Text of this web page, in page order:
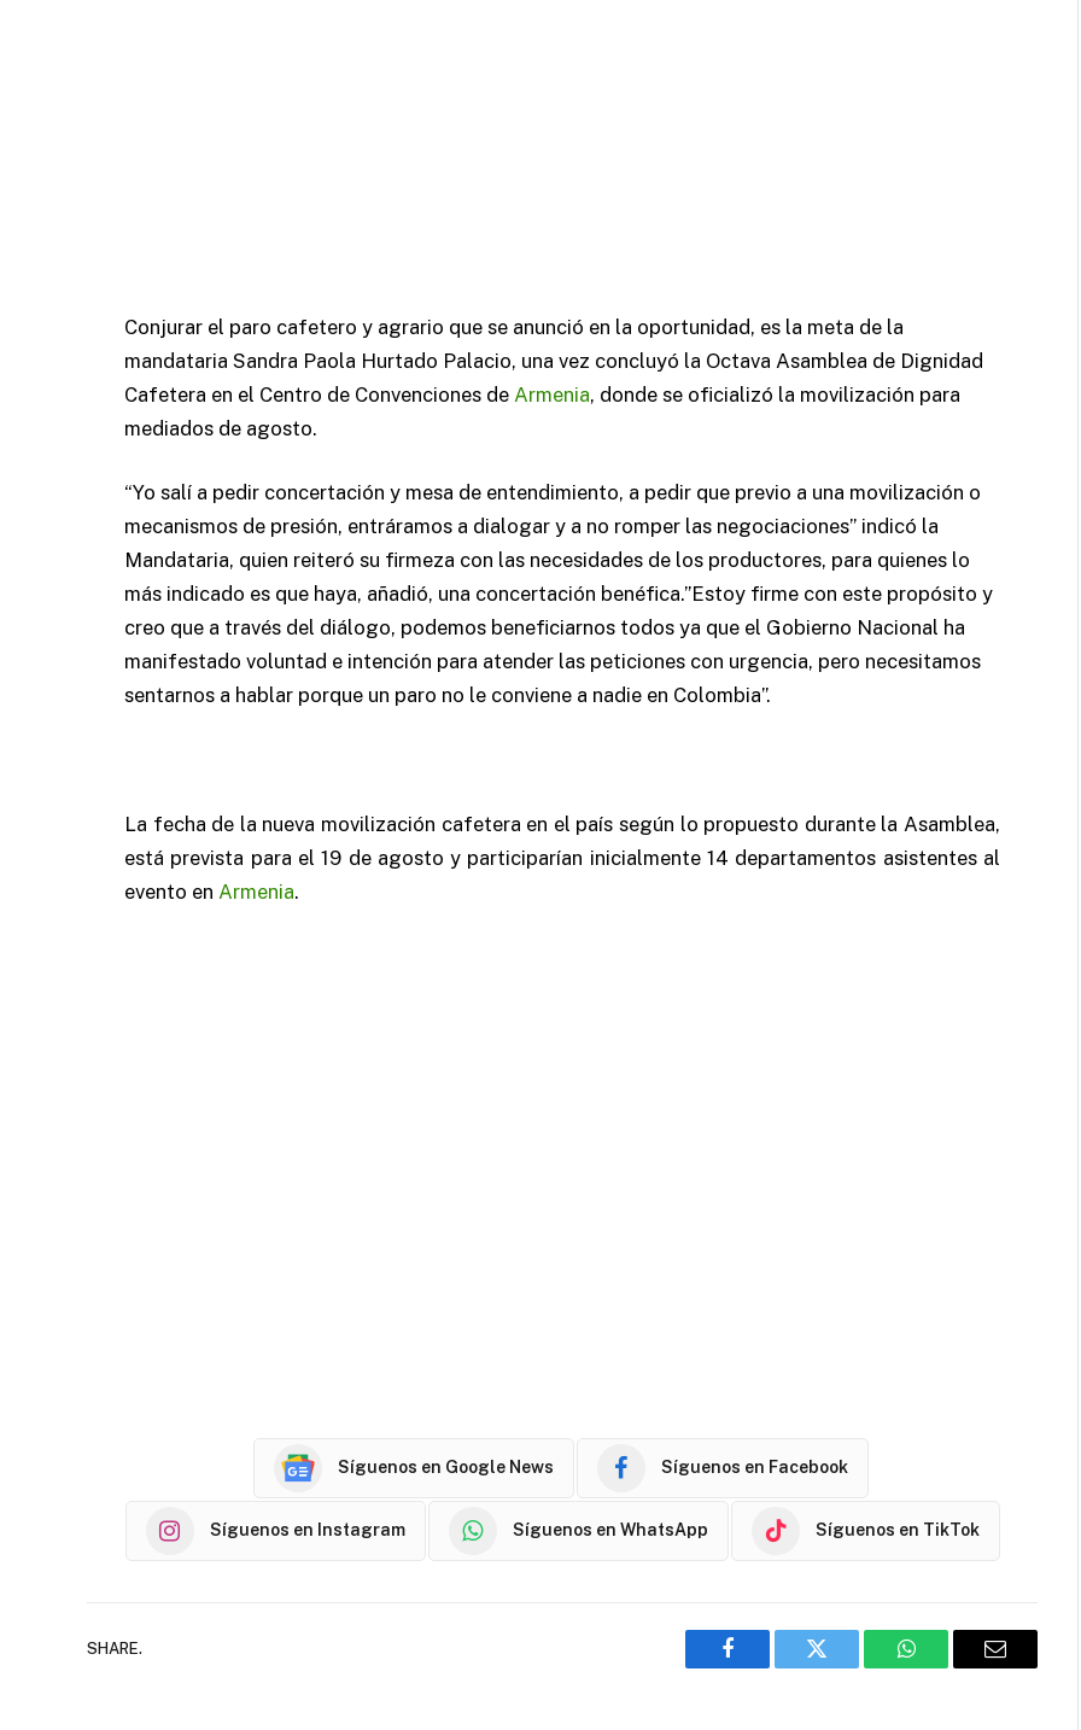
Conjurar el paro cafetero y agrario que se anunció en la oportunidad, es la meta de la
mandataria Sandra Paola Hurtado Palacio, una vez concluyó la Octava Asamblea de Dignidad
Cafetera en el Centro de Convenciones de Armenia, donde se oficializó la movilización para
mediados de agosto.
“Yo salí a pedir concertación y mesa de entendimiento, a pedir que previo a una movilización o
mecanismos de presión, entráramos a dialogar y a no romper las negociaciones” indicó la
Mandataria, quien reiteró su firmeza con las necesidades de los productores, para quienes lo
más indicado es que haya, añadió, una concertación benéfica.”Estoy firme con este propósito y
creo que a través del diálogo, podemos beneficiarnos todos ya que el Gobierno Nacional ha
manifestado voluntad e intención para atender las peticiones con urgencia, pero necesitamos
sentarnos a hablar porque un paro no le conviene a nadie en Colombia”.
La fecha de la nueva movilización cafetera en el país según lo propuesto durante la Asamblea,
está prevista para el 19 de agosto y participarían inicialmente 14 departamentos asistentes al
evento en Armenia.
Síguenos en Google News Síguenos en Facebook
Síguenos en Instagram Síguenos en WhatsApp Síguenos en TikTok
SHARE.
Facebook Twitter WhatsAppEmail